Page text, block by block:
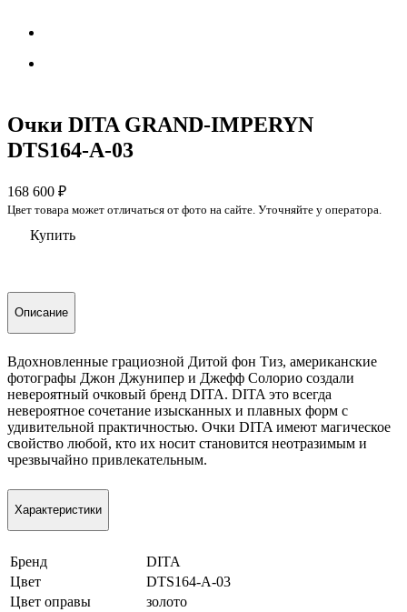
Очки DITA GRAND-IMPERYN
DTS164-A-03
168 600 ₽
Цвет товара может отличаться от фото на сайте. Уточняйте у оператора.
Купить
Описание
Вдохновленные грациозной Дитой фон Тиз, американские
фотографы Джон Джунипер и Джефф Солорио создали
невероятный очковый бренд DITA. DITA это всегда
невероятное сочетание изысканных и плавных форм с
удивительной практичностью. Очки DITA имеют магическое
свойство любой, кто их носит становится неотразимым и
чрезвычайно привлекательным.
Характеристики
Бренд
DITA
Цвет
DTS164-A-03
Цвет оправы
золото